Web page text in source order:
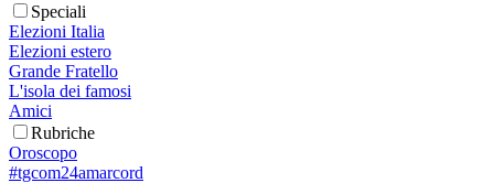
Speciali
Elezioni Italia
Elezioni estero
Grande Fratello
L'isola dei famosi
Amici
Rubriche
Oroscopo
#tgcom24amarcord